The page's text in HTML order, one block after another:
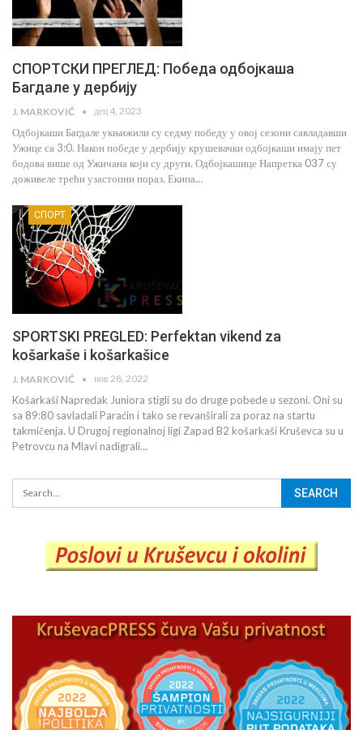
СПОРТСКИ ПРЕГЛЕД: Победа одбојкаша
Багдале у дербију
J. MARKOVIĆ дец 4, 2023
Одбојкаши Багдале укњижили су седму победу у овој сезони савладавши
Ужице са 3:0. Након победе у дербију крушевачки одбојкаши имају пет
бодова више од Ужичана који су други. Одбојкашице Напретка 037 су
доживеле трећи узастопни пораз. Екипа…
СПОРТ
SPORTSKI PREGLED: Perfektan vikend za
košarkaše i košarkašice
J. MARKOVIĆ нов 28, 2022
Košarkaši Napredak Juniora stigli su do druge pobede u sezoni. Oni su
sa 89:80 savladali Paraćin i tako se revanširali za poraz na startu
takmičenja. U Drugoj regionalnoj ligi Zapad B2 košarkaši Kruševca su u
Petrovcu na Mlavi nadigrali…